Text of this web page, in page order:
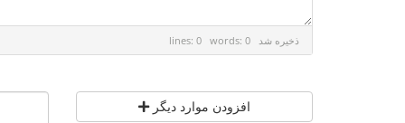
lines: 0 words: 0 ذخیره شد
افزودن موارد دیگر